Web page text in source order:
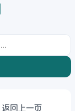
返回上一页